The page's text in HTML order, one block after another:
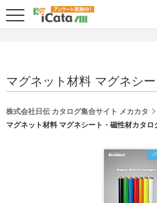
マグネット材料 マグネシ
株式会社日伝 カタログ集合サイト メカカタ
マグネット材料 マグネシート・磁性材カタロ